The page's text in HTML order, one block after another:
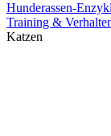
Hunderassen-
Training &
Katzen